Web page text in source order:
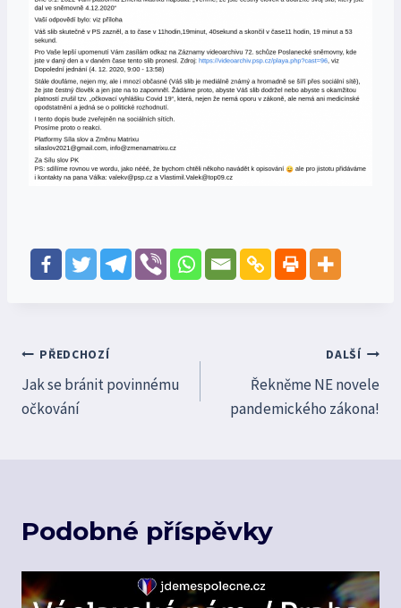
Navigace
pro
PŘEDCHOZÍ
Jak se bránit povinnému
očkování
DALŠÍ
Řekněme NE novele
pandemického zákona!
Podobné příspěvky